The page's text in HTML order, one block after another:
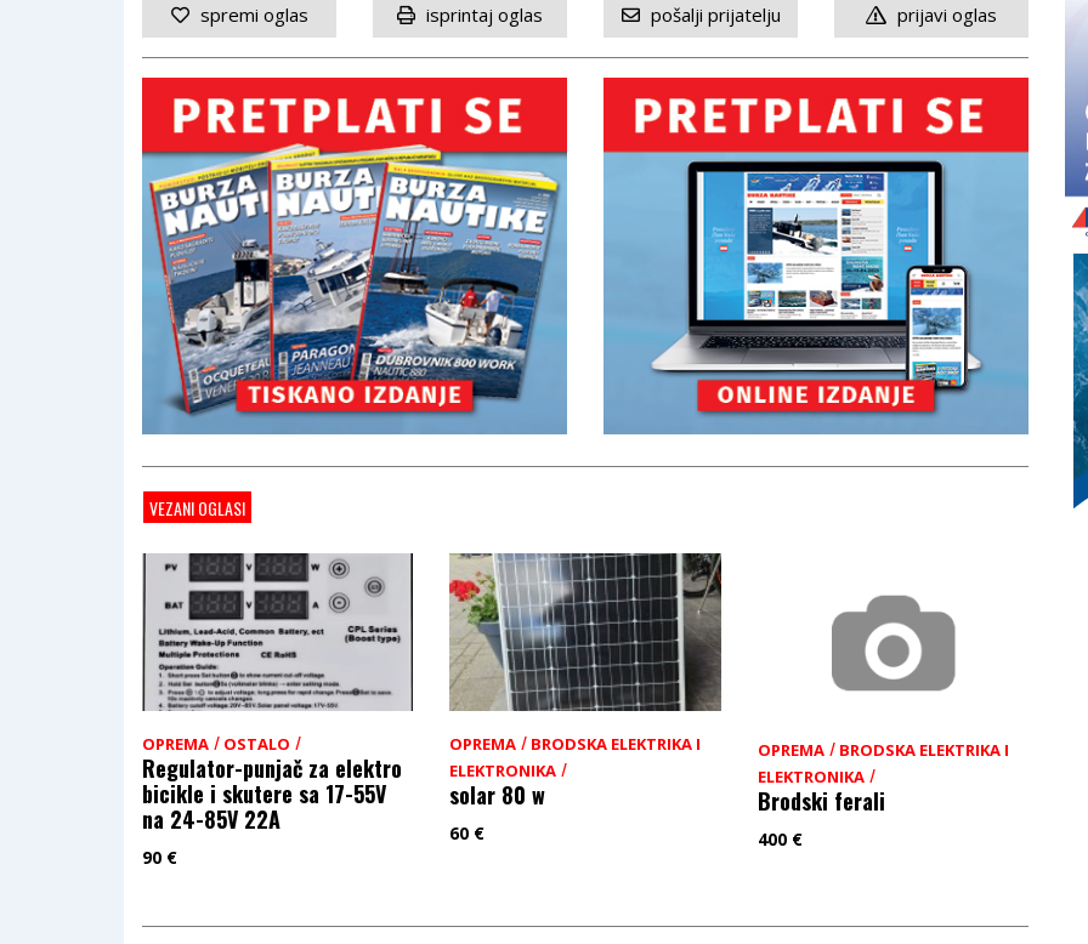
spremi oglas isprintaj oglas pošalji prijatelju prijavi oglas
VEZANI OGLASI
OPREMA / OSTALO /
Regulator-punjač za elektro
bicikle i skutere sa 17-55V
na 24-85V 22A
90 €
OPREMA / BRODSKA ELEKTRIKA I
ELEKTRONIKA /
solar 80 w
60 €
OPREMA / BRODSKA ELEKTRIKA I
ELEKTRONIKA /
Brodski ferali
400 €